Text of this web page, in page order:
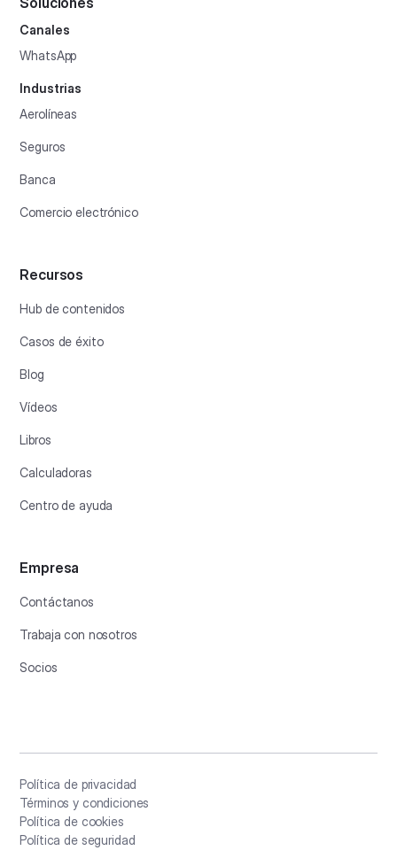
Canales
WhatsApp
Industrias
Aerolíneas
Seguros
Banca
Comercio electrónico
Recursos
Hub de contenidos
Casos de éxito
Blog
Vídeos
Libros
Calculadoras
Centro de ayuda
Empresa
Contáctanos
Trabaja con nosotros
Socios
Política de privacidad
Términos y condiciones
Política de cookies
Política de seguridad